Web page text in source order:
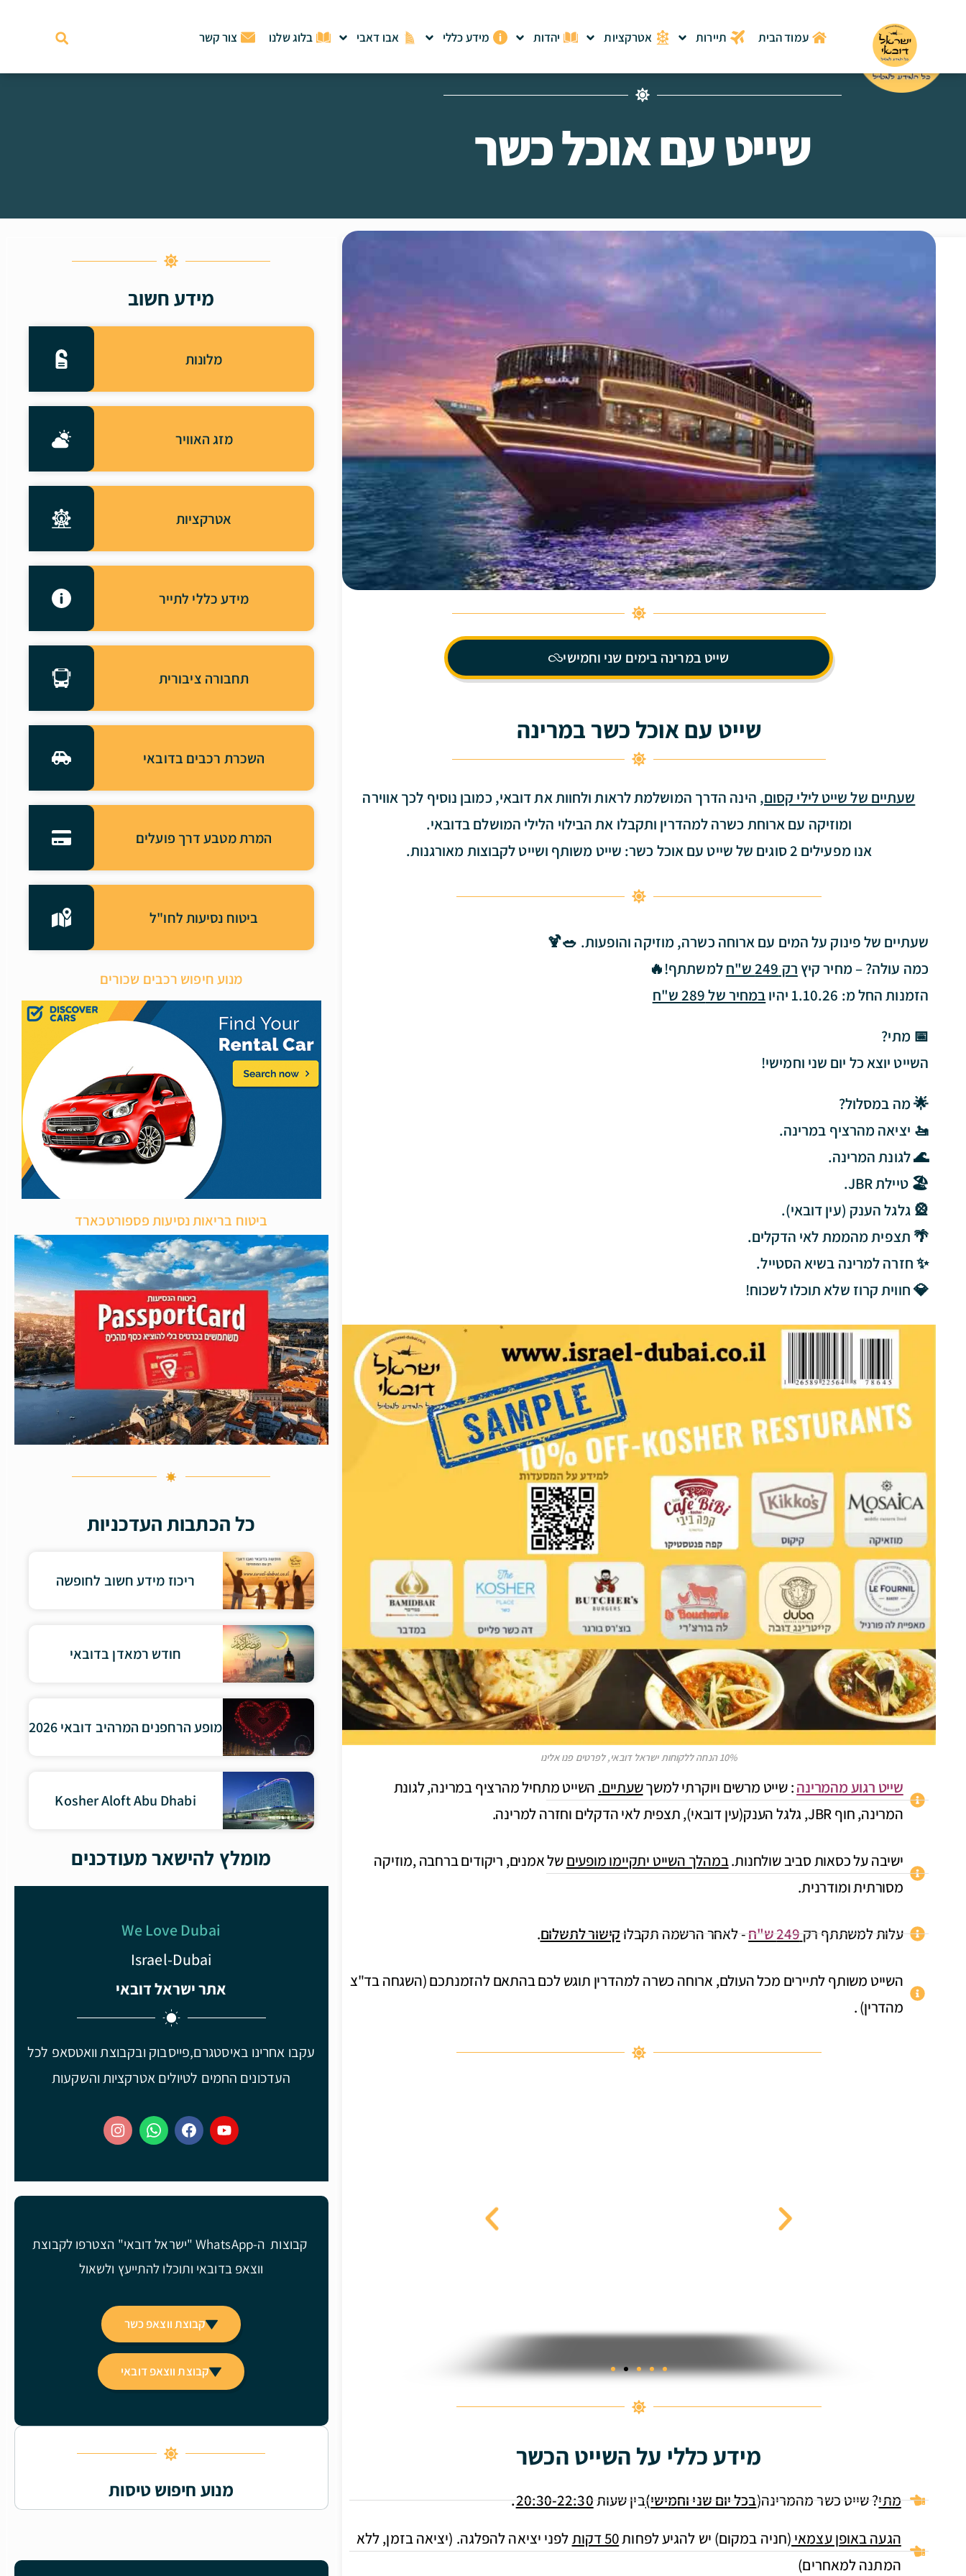
עמוד הבית תיירות אטרקציות יהדות מידע כללי אבו דאבי בלוג שלנו צור קשר
שייט עם אוכל כשר
שייט במרינה בימים שני וחמישי
שייט עם אוכל כשר במרינה
שעתיים של שייט לילי קסום, הינה הדרך המושלמת לראות ולחוות את דובאי, כמובן נוסיף לכך אווירה
ומוזיקה עם ארוחת כשרה למהדרין ותקבלו את הבילוי הלילי המושלם בדובאי.
אנו מפעילים 2 סוגים של שייט עם אוכל כשר: שייט משותף ושייט לקבוצות מאורגנות.
שעתיים של פינוק על המים עם ארוחה כשרה, מוזיקה והופעות. 🥗🍹
כמה עולה? – מחיר קיץ רק 249 ש"ח
למשתתף!🔥
הזמנות החל מ: 1.10.26 יהיו
במחיר של 289 ש"ח
📅 מתי?
השייט יוצא כל יום שני וחמישי!
🌟 מה במסלול?
🚤 יציאה מהרציף במרינה.
🌊 לגונת המרינה.
🏖️ טיילת JBR.
🎡 גלגל הענק (עין דובאי).
🌴 תצפית מהממת לאי הדקלים.
✨ חזרה למרינה בשיא הסטייל.
💎 חווית קרוז שלא תוכלו לשכוח!
10% הנחה ללקוחות ישראל דובאי, לפרטים פנו אלינו
שייט רגוע מהמרינה: שייט מרשים ויוקרתי למשךשעתיים. השייט מתחיל מהרציף במרינה, לגונת
המרינה, חוף JBR, גלגל הענק(עין דובאי), תצפית לאי הדקלים וחזרה למרינה.
ישיבה על כסאות סביב שולחנות.במהלך השייט יתקיימו מופעיםשל אמנים, ריקודים ברחבה ,מוזיקה
מסורתית ומודרנית.
עלות למשתתףרק249 ש"ח - לאחר הרשמה תקבלוקישור לתשלום.
השייט משותף לתיירים מכל העולם, ארוחה כשרה למהדרין תוגש לכם בהתאם להזמנתכם (השגחה בד"צ
מהדרין) .
מידע כללי על השייט הכשר
מתי? שייט כשר מהמרינה(בכל יום שני וחמישי)בין שעות20:30-22:30
.
הגעה באופן עצמאי (חניה במקום) יש להגיע לפחות50 דקות
לפני יציאה להפלגה. (יציאה בזמן, ללא
המתנה למאחרים)
מידע חשוב
מלונות
מזג האוויר
אטרקציות
מידע כללי לתייר
תחבורה ציבורית
השכרת רכבים בדובאי
המרת מטבע דרך פועלים
ביטוח נסיעות לחו"ל
מנוע חיפוש רכבים שכורים
ביטוח בריאות נסיעות פספורטכארד
כל הכתבות העדכניות
ריכוז מידע חשוב לחופשה
חודש רמאדן בדובאי
מופע הרחפנים המרהיב דובאי 2026
Kosher Aloft Abu Dhabi
מומלץ להישאר מעודכנים
We Love Dubai
Israel-Dubai
אתר ישראל דובאי
עקבו אחרינו באיסטגרם,פייסבוק ובקבוצת וואטסאפ לכל
העדכונים החמים לטיולים אטרקציות והשקעות
קבוצות ה-WhatsApp "ישראל דובאי" הצטרפו לקבוצת
ווצאפ בדובאי ותוכלו להתייעץ ולשאול
קבוצת ווצאפ כשר
קבוצת ווצאפ דובאי
מנוע חיפוש טיסות